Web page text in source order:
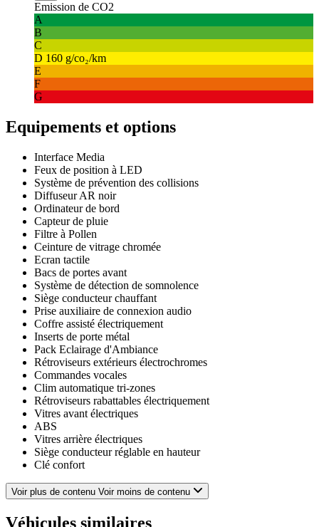
Emission de CO2
A
B
C
D 160 g/co₂/km
E
F
G
Equipements et options
Interface Media
Feux de position à LED
Système de prévention des collisions
Diffuseur AR noir
Ordinateur de bord
Capteur de pluie
Filtre à Pollen
Ceinture de vitrage chromée
Ecran tactile
Bacs de portes avant
Système de détection de somnolence
Siège conducteur chauffant
Prise auxiliaire de connexion audio
Coffre assisté électriquement
Inserts de porte métal
Pack Eclairage d'Ambiance
Rétroviseurs extérieurs électrochromes
Commandes vocales
Clim automatique tri-zones
Rétroviseurs rabattables électriquement
Vitres avant électriques
ABS
Vitres arrière électriques
Siège conducteur réglable en hauteur
Clé confort
Aide au démarrage en côte
Chassis Sport
Airbags latéraux avant
Voir plus de contenu Voir moins de contenu
Véhicules similaires